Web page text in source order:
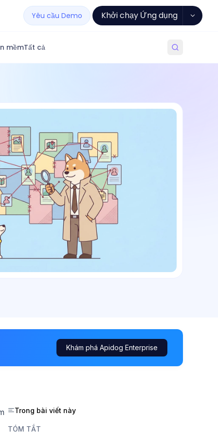
Yêu cầu Demo Khởi chạy Ứng dụng
mềmTất cả
Khám phá Apidog Enterprise
Trong bài viết này
TÓM TẮT